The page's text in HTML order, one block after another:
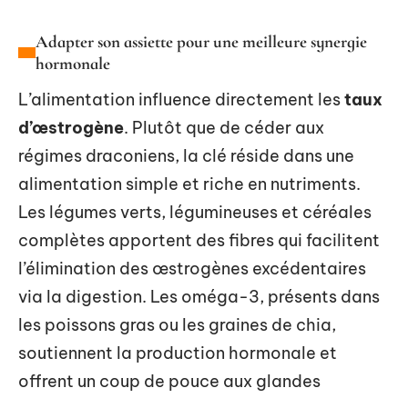
Adapter son assiette pour une meilleure synergie
hormonale
L’alimentation influence directement lestaux
d’œstrogène. Plutôt que de céder aux
régimes draconiens, la clé réside dans une
alimentation simple et riche en nutriments.
Les légumes verts, légumineuses et céréales
complètes apportent des fibres qui facilitent
l’élimination des œstrogènes excédentaires
via la digestion. Les oméga-3, présents dans
les poissons gras ou les graines de chia,
soutiennent la production hormonale et
offrent un coup de pouce aux glandes